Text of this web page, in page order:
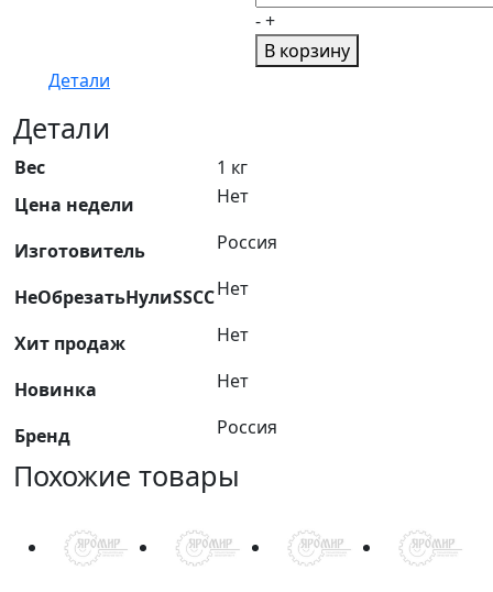
товара
Шайба
М10
- +
В корзину
Детали
Детали
Вес
1 кг
Цена недели
Нет
Изготовитель Россия
НеОбрезатьНулиSSCCНет
Хит продаж Нет
Новинка Нет
Бренд Россия
Похожие товары